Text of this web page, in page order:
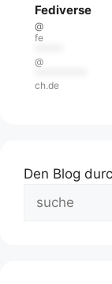
Fediverse
@
fe
@
ch.de
Den Blog